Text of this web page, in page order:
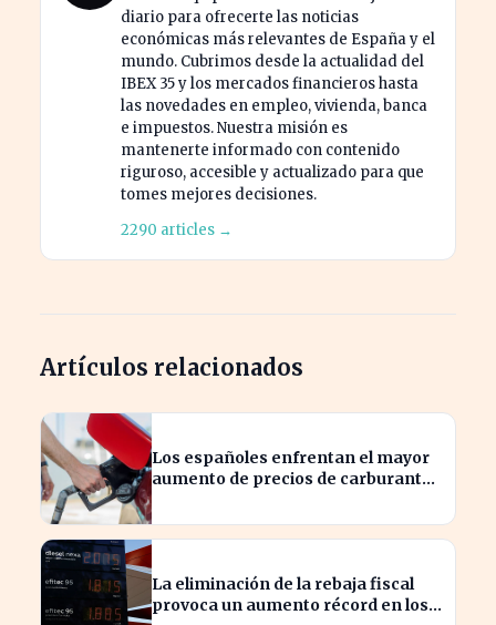
diario para ofrecerte las noticias
económicas más relevantes de España y el
mundo. Cubrimos desde la actualidad del
IBEX 35 y los mercados financieros hasta
las novedades en empleo, vivienda, banca
e impuestos. Nuestra misión es
mantenerte informado con contenido
riguroso, accesible y actualizado para que
tomes mejores decisiones.
2290 articles →
Artículos relacionados
Los españoles enfrentan el mayor
aumento de precios de carburantes
La eliminación de la rebaja fiscal
provoca un aumento récord en los